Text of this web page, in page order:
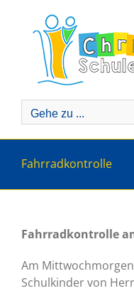
springen
Gehe zu ...
Fahrradkontrolle
Fahrradkontrolle
Am
Schulkinder von